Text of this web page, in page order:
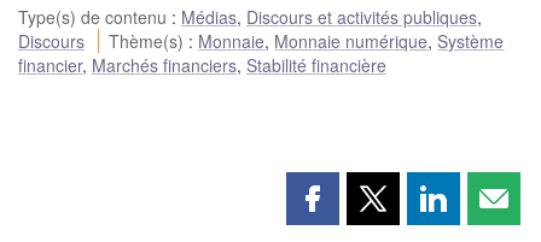
Type(s) de contenu : Médias, Discours et activités publiques,
Discours
Thème(s) : Monnaie, Monnaie numérique, Système
financier, Marchés financiers, Stabilité financière
PartagerPartagerPartager